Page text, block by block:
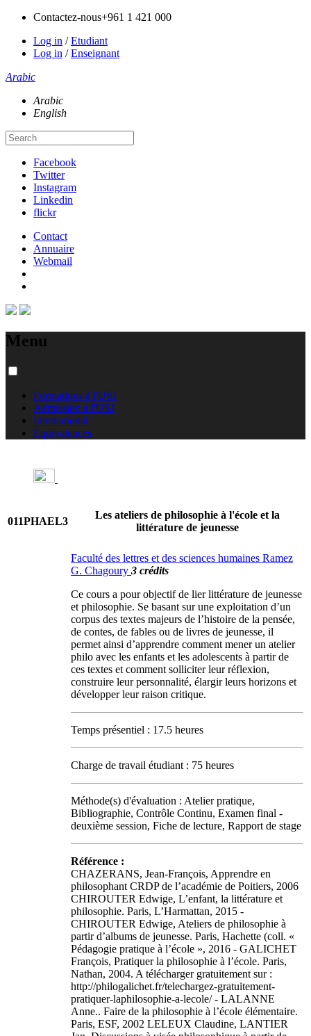
Contactez-nous+961 1 421 000
Log in /Etudiant
Log in /Enseignant
Arabic
Arabic
English
Facebook
Twitter
Instagram
Linkedin
flickr
Contact
Annuaire
Webmail
Menu
Formations à l'USJ
Admission à l'USJ
International
Équivalences
011PHAEL3
Les ateliers de philosophie à l'école et la
littérature de jeunesse
Faculté des lettres et des sciences humaines Ramez
G. Chagoury 3 crédits
Ce cours a pour objectif de lier littérature de jeunesse
et philosophie. Se basant sur une exploitation d’un
corpus des textes majeurs de l’histoire de la pensée,
de contes, de fables ou de livres de jeunesse, il
permet ainsi d’apprendre comment mener un atelier
philo avec les enfants et les adolescents à partir de
ces textes et comment solliciter leur réflexion,
construire leur personnalité, élargir leurs horizons et
développer leur raison critique.
Temps présentiel : 17.5 heures
Charge de travail étudiant : 75 heures
Méthode(s) d'évaluation : Atelier pratique,
Bibliographie, Contrôle Continu, Examen final -
deuxième session, Fiche de lecture, Rapport de stage
Référence :
CHAZERANS, Jean-François, Apprendre en
philosophant CRDP de l’académie de Poitiers, 2006
CHIROUTER Edwige, L’enfant, la littérature et
philosophie. Paris, L’Harmattan, 2015 -
CHIROUTER Edwige, Ateliers de philosophie à
partir d’albums de jeunesse. Paris, Hachette (coll. «
Pédagogie pratique à l’école », 2016 - GALICHET
François, Pratiquer la philosophie à l’école. Paris,
Nathan, 2004. A télécharger gratuitement sur :
http://philogalichet.fr/telechargez-gratuitement-
pratiquer-laphilosophie-a-lecole/ - LALANNE
Anne.. Faire de la philosophie à l’école élémentaire.
Paris, ESF, 2002 LELEUX Claudine, LANTIER